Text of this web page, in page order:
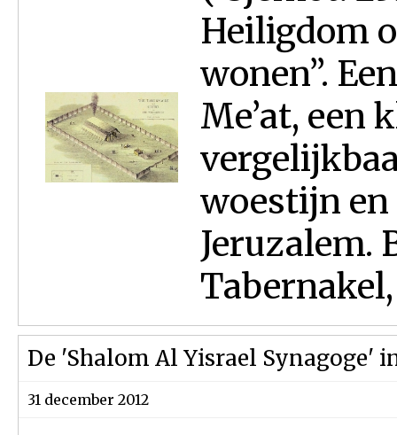
Heiligdom
wonen”.
Me’at, een
woestijn en
Jeruzalem.
De 'Shalom Al Yisrael Synagoge'
31 december 2012